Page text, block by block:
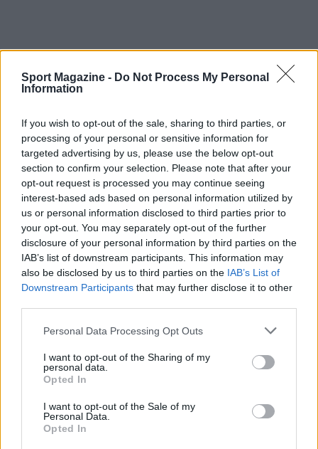
Sport Magazine - Do Not Process My Personal
Information
If you wish to opt-out of the sale, sharing to third parties, or
processing of your personal or sensitive information for
targeted advertising by us, please use the below opt-out
section to confirm your selection. Please note that after your
opt-out request is processed you may continue seeing
interest-based ads based on personal information utilized by
us or personal information disclosed to third parties prior to
your opt-out. You may separately opt-out of the further
disclosure of your personal information by third parties on the
IAB’s list of downstream participants. This information may
also be disclosed by us to third parties on the IAB’s List of
Downstream Participants that may further disclose it to other
Please note that this website/app uses one or more Google
not limited to your visit or usage behaviour. You may click to
grant or deny consent to Google and its third-party tags to
use your data for below specified purposes in below Google
consent section.
Personal Data Processing Opt Outs
I want to opt-out of the Sharing of my
personal data.
Opted In
I want to opt-out of the Sale of my
Personal Data.
Opted In